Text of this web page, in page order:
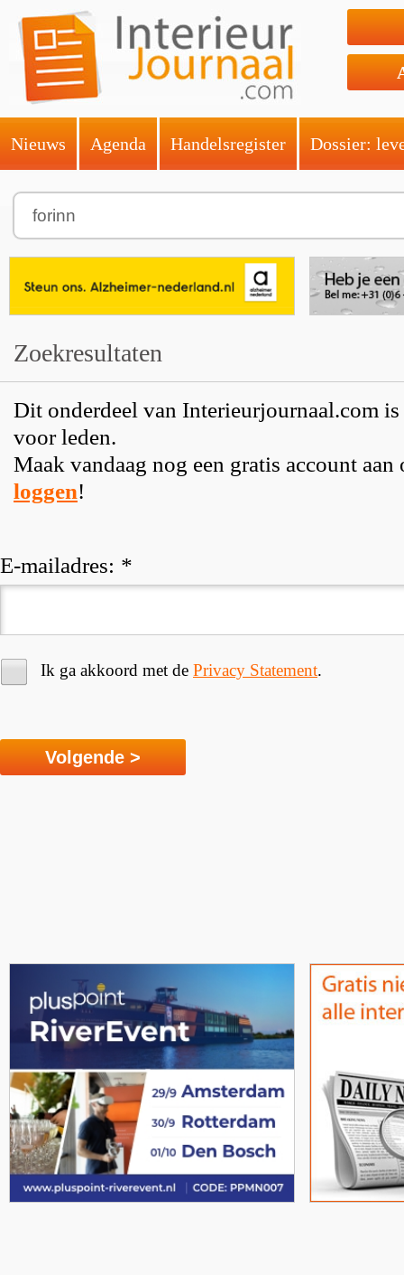
Nieuws Agenda Handelsregister Dossier:
Zoekresultaten
Dit onderdeel van Interieurjournaal.com
voor leden.
Maak vandaag nog een gratis account
loggen!
E-mailadres: *
Ik ga akkoord met de Privacy Statement.